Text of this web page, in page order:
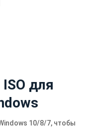
для
10/8/7, чтобы